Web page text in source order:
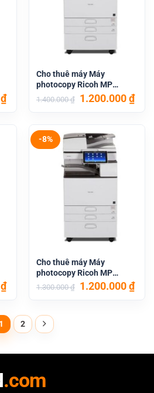
₫Giá
hiện
1.300.000 ₫.
Cho thuê máy Máy
photocopy Ricoh MP
4055SP
1.400.000₫
Giá
1.200.000₫Giá
hiện
₫Giá
hiện
là:
1.300.000 ₫.
-8%
Cho thuê máy Máy
photocopy Ricoh MP
3555SP
1.300.000₫
Giá
1.200.000₫Giá
hiện
1 2
.com